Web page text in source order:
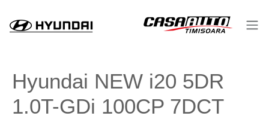
Hyundai NEW i20 5DR
1.0T-GDi 100CP 7DCT